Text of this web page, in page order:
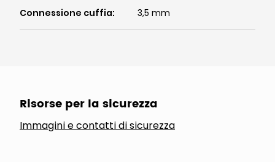
Connessione cuffia: 3,5 mm
Risorse per la sicurezza
Immagini e contatti di sicurezza